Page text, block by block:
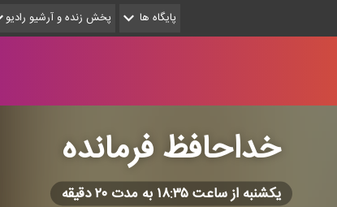
پایگاه ها پخش زنده و آرشیو رادیو
خداحافظ فرمانده
یكشنبه از ساعت ۱۸:۳۵ به مدت ۲۰ دقیقه